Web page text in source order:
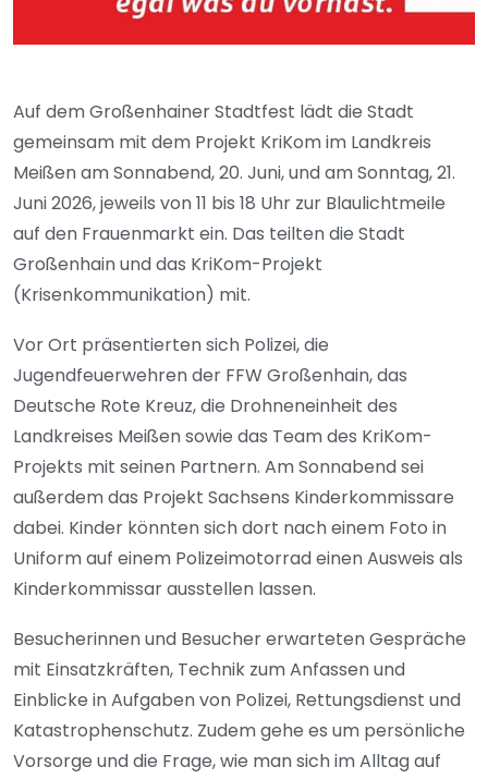
Auf dem Großenhainer Stadtfest lädt die Stadt
gemeinsam mit dem Projekt KriKom im Landkreis
Meißen am Sonnabend, 20. Juni, und am Sonntag, 21.
Juni 2026, jeweils von 11 bis 18 Uhr zur Blaulichtmeile
auf den Frauenmarkt ein. Das teilten die Stadt
Großenhain und das KriKom-Projekt
(Krisenkommunikation) mit.
Vor Ort präsentierten sich Polizei, die
Jugendfeuerwehren der FFW Großenhain, das
Deutsche Rote Kreuz, die Drohneneinheit des
Landkreises Meißen sowie das Team des KriKom-
Projekts mit seinen Partnern. Am Sonnabend sei
außerdem das Projekt Sachsens Kinderkommissare
dabei. Kinder könnten sich dort nach einem Foto in
Uniform auf einem Polizeimotorrad einen Ausweis als
Kinderkommissar ausstellen lassen.
Besucherinnen und Besucher erwarteten Gespräche
mit Einsatzkräften, Technik zum Anfassen und
Einblicke in Aufgaben von Polizei, Rettungsdienst und
Katastrophenschutz. Zudem gehe es um persönliche
Vorsorge und die Frage, wie man sich im Alltag auf